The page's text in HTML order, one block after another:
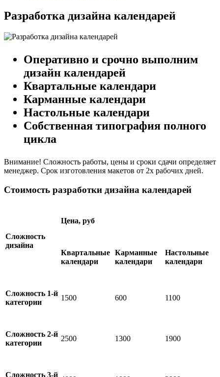
Разработка дизайна календарей
Оперативно и срочно выполним
дизайн календарей
Квартальные календари
Карманные календари
Настольные календари
Собственная типография полного
цикла
Внимание! Сложность работы, цены и сроки сдачи определяет
менеджер. Срок изготовления макетов от 2х рабочих дней.
Стоимость разработки дизайна календарей
Сложность
дизайна
Цена, руб
Квартальные
календари
Карманные
календари
Настольные
календари
Сложность 1-й
категории
1500 600 1100
Сложность 2-й
категории
2500 1300 1900
Сложность 3-й